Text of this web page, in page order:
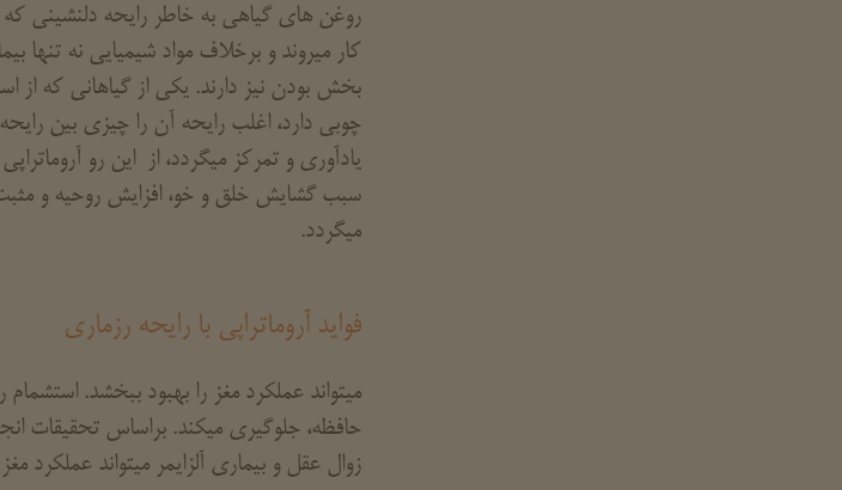
روغن های گیاهی به خاطر رایحه دلنشینی
کار میروند و برخلاف مواد شیمیایی نه
بخش بودن نیز دارند. یکی از گیاهانی که از
چوبی دارد، اغلب رایحه آن را چیزی بین
یادآوری و تمرکز میگردد، از این رو
سبب گشایش خلق و خو، افزایش روحیه و
میگردد.
فواید آروماتراپی با رایحه رزماری
میتواند عملکرد مغز را بهبود ببخشد.
حافظه، جلوگیری میکند. براساس تحقیقات
زوال عقل و بیماری آلزایمر میتواند عملکرد